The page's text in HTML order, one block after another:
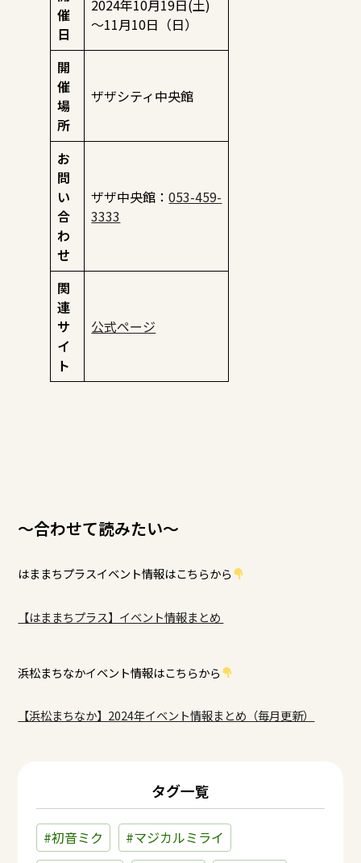
催
日
2024年10月19日(土)
～11月10日（日）
開
催
場
所
ザザシティ中央館
お
問
い
合
わ
せ
ザザ中央館：053-459-
3333
関
連
サ
イ
ト
公式ページ
～合わせて読みたい～
はままちプラスイベント情報はこちらから
【はままちプラス】イベント情報まとめ
浜松まちなかイベント情報はこちらから
【浜松まちなか】2024年イベント情報まとめ（毎月更新）
タグ一覧
#初音ミク
#マジカルミライ